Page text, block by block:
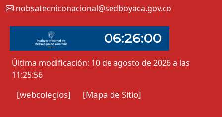
nobsatecniconacional@sedboyaca.gov.co
Última modificación: 10 de agosto de 2026 a las
11:25:56
[webcolegios] [Mapa de Sitio]